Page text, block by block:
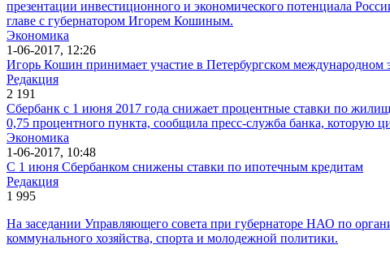
презентации инвестиционного и экономического потенциала
главе с губернатором Игорем Кошиным.
Экономика
1-06-2017, 12:26
Игорь Кошин принимает участие в Петербургском международном
Редакция
2 191
Сбербанк с 1 июня 2017 года снижает процентные ставки по
0,75 процентного пункта, сообщила пресс-служба банка, которую
Экономика
1-06-2017, 10:48
С 1 июня Сбербанком снижены ставки по ипотечным кредитам
Редакция
1 995
На заседании Управляющего совета при губернаторе НАО по
коммунального хозяйства, спорта и молодежной политики.